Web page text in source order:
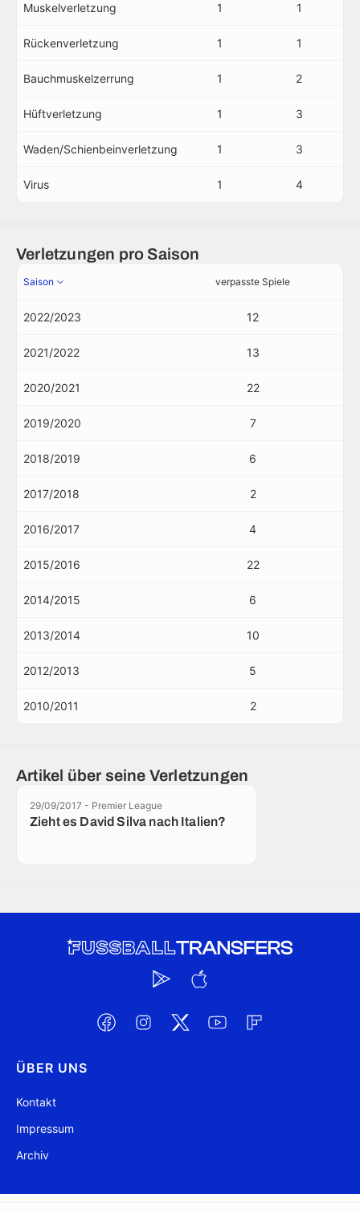
Muskelverletzung 1 1
Rückenverletzung 1 1
Bauchmuskelzerrung 1 2
Hüftverletzung 1 3
Waden/Schienbeinverletzung 1 3
Virus 1 4
Verletzungen pro Saison
Saison verpasste Spiele
2022/2023 12
2021/2022 13
2020/2021 22
2019/2020 7
2018/2019 6
2017/2018 2
2016/2017 4
2015/2016 22
2014/2015 6
2013/2014 10
2012/2013 5
2010/2011 2
Artikel über seine Verletzungen
Zieht es David Silva nach Italien?
29/09/2017 - Premier League
ÜBER UNS
Kontakt
Impressum
Archiv